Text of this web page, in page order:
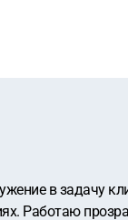
в задачу
Работаю